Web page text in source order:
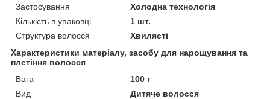
Застосування
Холодна технологія
Кількість в упаковці
1 шт.
Структура волосся
Хвилясті
Характеристики матеріалу, засобу для нарощування та
плетіння волосся
Вага
100 г
Вид
Дитяче волосся